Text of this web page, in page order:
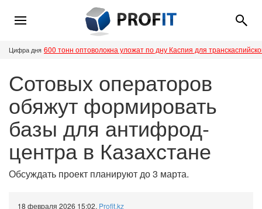
Цифра дня 600 тонн оптоволокна уложат по дну Каспия для
Сотовых операторов
обяжут формировать
базы для антифрод-
центра в Казахстане
Обсуждать проект планируют до 3 марта.
18 февраля 2026 15:02, Profit.kz